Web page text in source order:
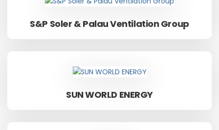
S&P Soler & Palau Ventilation Group
SUN WORLD ENERGY